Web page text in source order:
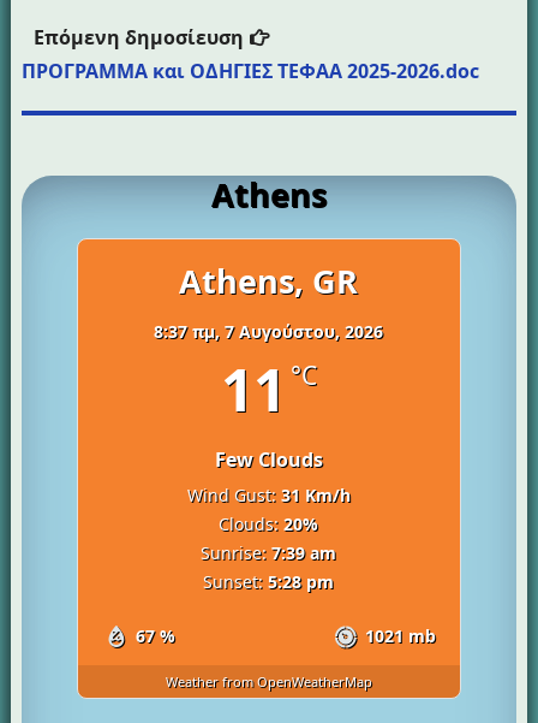
Επόμενη δημοσίευση
Επόμενη
δημοσίευση:
ΠΡΟΓΡΑΜΜΑ και ΟΔΗΓΙΕΣ ΤΕΦΑΑ 2025-2026.doc
Athens
Athens, GR
8:37 πμ,7 Αυγούστου, 2026
11 °C
Few Clouds
67 % 1021 mb
Wind Gust: 31 Km/h
Clouds: 20%
Sunrise: 7:39 am
Sunset: 5:28 pm
Weather from OpenWeatherMap